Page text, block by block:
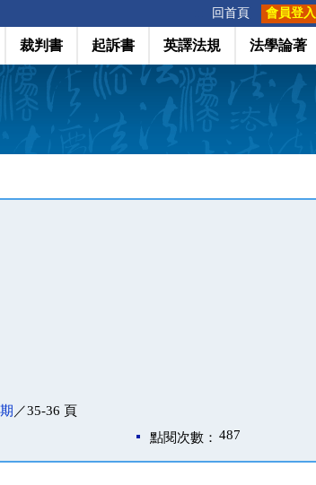
回首頁 會員登入
裁判書 起訴書 英譯法規 法學論著
／35-36 頁
點閱次數： 487